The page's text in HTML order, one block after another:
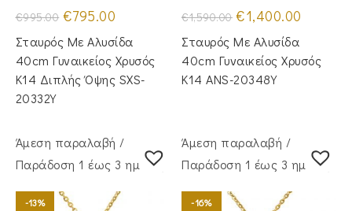
€995.00 Original
price
was:
€995.00.
€795.00
τιμή
είναι:
€795.00.
Σταυρός Με Αλυσίδα
40cm Γυναικείος Χρυσός
Κ14 Διπλής Όψης SXS-
20332Y
€1,590.00 Original
price
was:
€1,590.00.
€1,400.00
Σταυρός Με Αλυσίδα
40cm Γυναικείος Χρυσός
Κ14 ANS-20348Y
Άμεση παραλαβή /
Παράδoση 1 έως 3 ημέρες
-13%
Άμεση παραλαβή /
Παράδoση 1 έως 3 ημέρες
-16%